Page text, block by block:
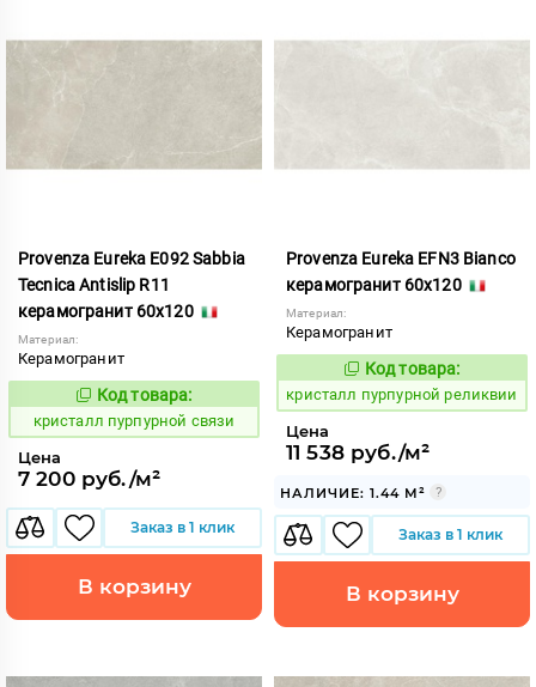
Provenza Eureka E092 Sabbia
Tecnica Antislip R11
керамогранит 60x120
Материал:
Керамогранит
821961
Код товара:
кристалл пурпурной связи
Цена
7 200 руб./м²
Заказ в 1 клик
В корзину
Provenza Eureka EFN3 Bianco
керамогранит 60x120
Материал:
Керамогранит
821955
Код товара:
кристалл пурпурной реликвии
Цена
11 538 руб./м²
НАЛИЧИЕ: 1.44 М²
Заказ в 1 клик
В корзину